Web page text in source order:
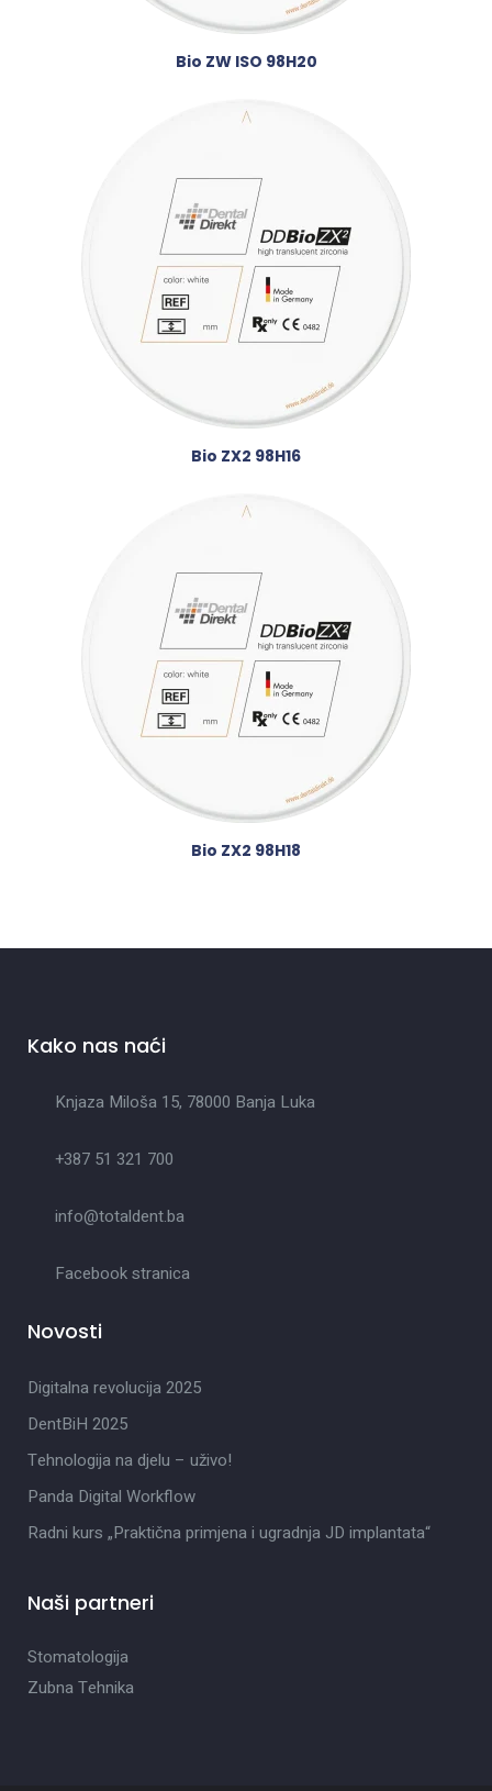
Bio ZW ISO 98H20
Bio ZX2 98H16
Bio ZX2 98H18
Kako nas naći
Knjaza Miloša 15, 78000 Banja Luka
+387 51 321 700
info@totaldent.ba
Facebook stranica
Novosti
Digitalna revolucija 2025
DentBiH 2025
Tehnologija na djelu – uživo!
Panda Digital Workflow
Radni kurs „Praktična primjena i ugradnja JD implantata“
Naši partneri
Stomatologija
Zubna Tehnika